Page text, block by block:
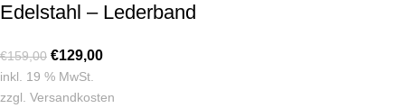
Edelstahl – Lederband
€159,00 €129,00
inkl. 19 % MwSt.
zzgl. Versandkosten